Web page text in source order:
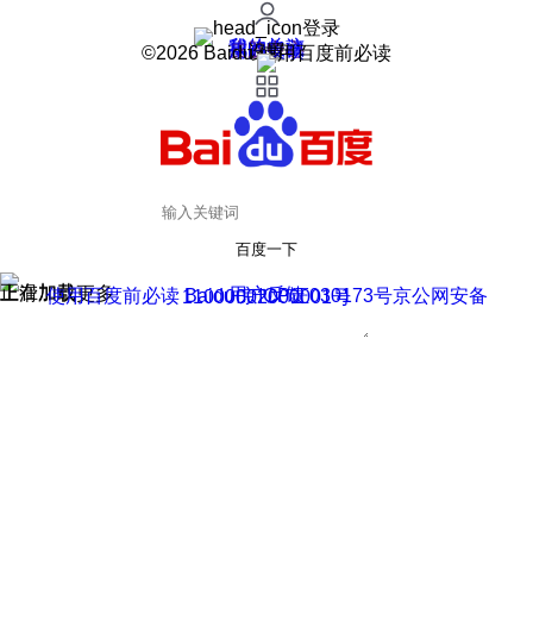
登录
我的关注
我的收藏
皮肤中心
用户反馈
设置
©2026 Baidu 使用百度前必读
百度一下
正在加载
上滑加载更多 用户反馈
使用百度前必读 Baidu 京ICP证030173号
京公网安备11000002000001号